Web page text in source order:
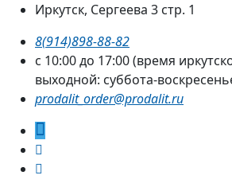
Иркутск, Сергеева 3 стр. 1
8(914)898-88-82
с 10:00 до 17:00 (время
выходной: суббота-
prodalit_order@prodalit.ru